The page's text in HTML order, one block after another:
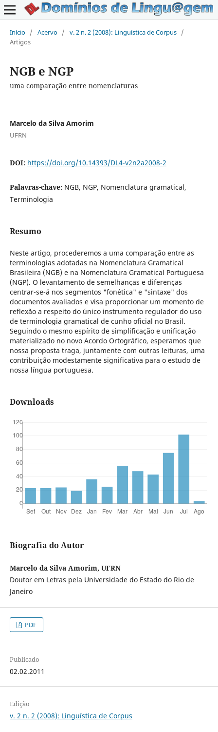
Início / Acervo / v. 2 n. 2 (2008): Linguística de Corpus /
Artigos
NGB e NGP
uma comparação entre nomenclaturas
Marcelo da Silva Amorim
UFRN
DOI: https://doi.org/10.14393/DL4-v2n2a2008-2
Palavras-chave: NGB, NGP, Nomenclatura gramatical,
Terminologia
Resumo
Neste artigo, procederemos a uma comparação entre as
terminologias adotadas na Nomenclatura Gramatical
Brasileira (NGB) e na Nomenclatura Gramatical Portuguesa
(NGP). O levantamento de semelhanças e diferenças
centrar-se-á nos segmentos "fonética" e "sintaxe" dos
documentos avaliados e visa proporcionar um momento de
reflexão a respeito do único instrumento regulador do uso
de terminologia gramatical de cunho oficial no Brasil.
Seguindo o mesmo espírito de simplificação e unificação
materializado no novo Acordo Ortográfico, esperamos que
nossa proposta traga, juntamente com outras leituras, uma
contribuição modestamente significativa para o estudo de
nossa língua portuguesa.
Downloads
Biografia do Autor
Marcelo da Silva Amorim, UFRN
Doutor em Letras pela Universidade do Estado do Rio de
Janeiro
PDF
Publicado
02.02.2011
Edição
v. 2 n. 2 (2008): Linguística de Corpus